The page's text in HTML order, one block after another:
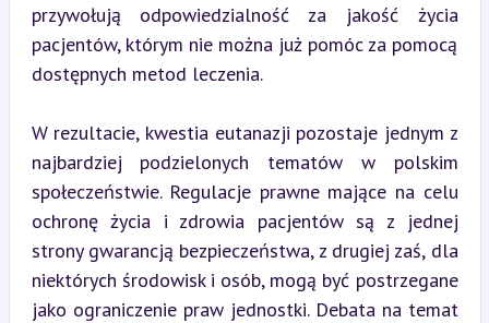
przywołują odpowiedzialność za jakość życia
pacjentów, którym nie można już pomóc za pomocą
dostępnych metod leczenia.
W rezultacie, kwestia eutanazji pozostaje jednym z
najbardziej podzielonych tematów w polskim
społeczeństwie. Regulacje prawne mające na celu
ochronę życia i zdrowia pacjentów są z jednej
strony gwarancją bezpieczeństwa, z drugiej zaś, dla
niektórych środowisk i osób, mogą być postrzegane
jako ograniczenie praw jednostki. Debata na temat